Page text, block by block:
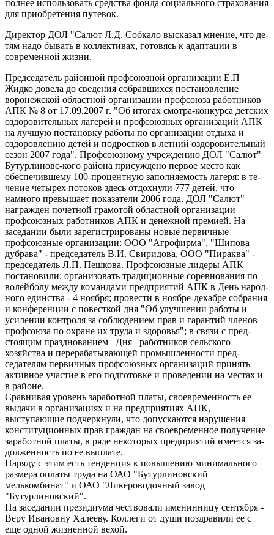
полнее использовать средства фонда соци­ального страхования
для приобретения пу­тевок.
Директор ДОЛ "Са­лют Л.Д. Собкало вы­сказал мнение, что де­
тям надо бывать в кол­лективах, готовясь к адаптации в
современ­ной жизни.
Председатель район­ной профсоюзной орга­низации Е.П
Жидко до­вела до сведения со­бравшихся постановле­ние
воронежской обла­стной организации профсоюза работников
АПК № 8 от 17.09.2007 г. "Об итогах смотра-конкурса детских
оздоровительных лагерей и профсоюзных органи­заций АПК
на лучшую постановку работы по организации отдыха и
оздоровлению детей и подростков в летний оздоровительный
сезон 2007 года". Профсоюз­ному учреждению ДОЛ "Салют"
Бутурлиновс-кого района присужде­но первое место как
обеспечившему 100-процентную заполняемость лагеря: в те­
чение четырех потоков здесь отдохнули 777 детей, что
намного превышает показатели 2006 года. ДОЛ "Салют"
награжден почетной грамотой областной организации
профсо­юзных работников АПК и денежной пре­мией. На
заседании были зарегистрированы новые первичные
профсоюз­ные организации: ООО "Агрофирма", "Шипова
дубрава" - председа­тель В.И. Свиридова, ООО "Пираква" -
пред­седатель Л.П. Пешкова. Профсоюзные лиде­ры АПК
постановили: организовать традици­онные соревнования по
волейболу между командами предприя­тий АПК в День народ­
ного единства - 4 но­ября; провести в нояб­ре-декабре собрания
и конференции с повес­ткой дня "Об улучше­нии работы и
усилении контроля за соблюде­нием прав и гарантий членов
профсоюза по охране их труда и здо­ровья"; в связи с пред­
стоящим праздновани­ем Дня работников сельского
хозяйства и перерабатывающей промышленности пред­
седателям первичных профсоюзных органи­заций принять
актив­ное участие в его под­готовке и проведении на местах и
в районе.
Сравнивая уровень заработной платы, своевременность ее
выдачи в организаци­ях и на предприятиях АПК,
выступающие подчеркнули, что до­пускаются нарушения
конституционных прав граждан на своевре­менное получение
за­работной платы, в ряде некоторых пред­приятий имеется за­
долженность по ее выплате.
Наряду с этим есть тенденция к повыше­нию минимального
раз­мера оплаты труда на ОАО "Бутурлиновский
мелькомбинат" и ОАО "Ликероводочный за­вод
"Бутурлиновский".
На заседании прези­диума чествовали име­нинницу сентября -
Веру Ивановну Халееву. Коллеги от души поздравили ее с
еще одной жизненной ве­хой.